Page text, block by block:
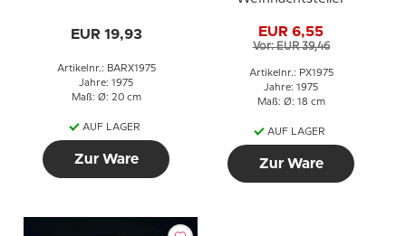
EUR 19,93
Artikelnr.: BARX1975
Jahre: 1975
Maß: Ø: 20 cm
AUF LAGER
Zur Ware
EUR 6,55
Vor: EUR 39,46
Artikelnr.: PX1975
Jahre: 1975
Maß: Ø: 18 cm
AUF LAGER
Zur Ware